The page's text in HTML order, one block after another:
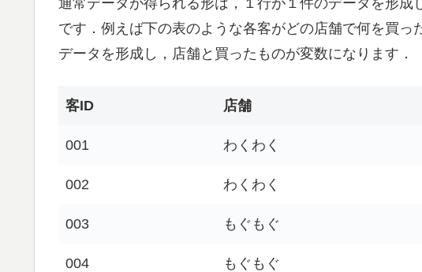
です．例えば下の表のような各客がどの店舗で何を買
データを形成し，店舗と買ったものが変数になります．
客ID 店舗
001 わくわく
002 わくわく
003 もぐもぐ
004 もぐもぐ